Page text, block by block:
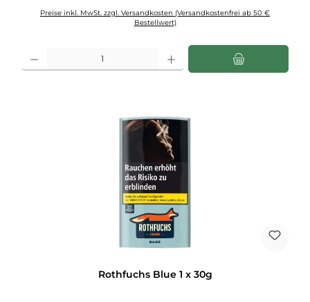
Preise inkl. MwSt. zzgl. Versandkosten (Versandkostenfrei ab 50 €
Bestellwert)
Produkt Anzahl: Gib den gewünschten Wert ein oder benutze die Schaltflächen
Rothfuchs Blue 1 x 30g